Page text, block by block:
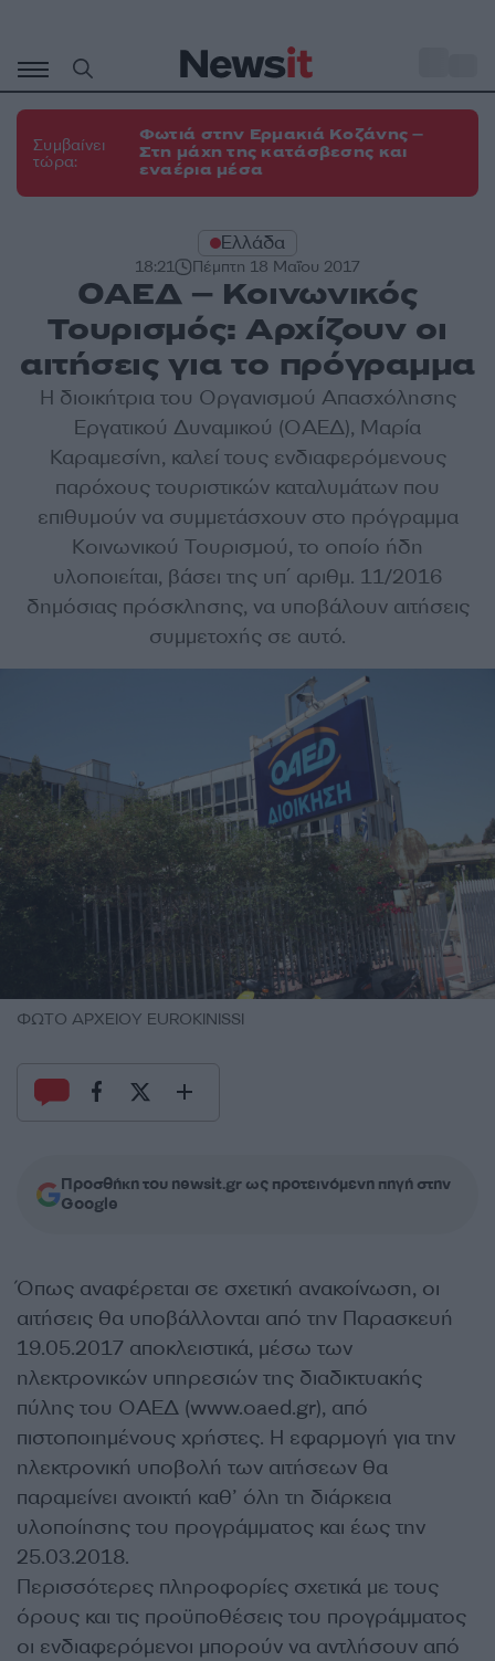
περιεχόμενο
Συμβαίνει
τώρα:
Φωτιά στην Ερμακιά Κοζάνης –
Στη μάχη της κατάσβεσης και
εναέρια μέσα
Ελλάδα
18:21 Πέμπτη 18 Μαΐου 2017
ΟΑΕΔ – Κοινωνικός
Τουρισμός: Αρχίζουν οι
αιτήσεις για το πρόγραμμα
Η διοικήτρια του Οργανισμού Απασχόλησης
Εργατικού Δυναμικού (ΟΑΕΔ), Μαρία
Καραμεσίνη, καλεί τους ενδιαφερόμενους
παρόχους τουριστικών καταλυμάτων που
επιθυμούν να συμμετάσχουν στο πρόγραμμα
Κοινωνικού Τουρισμού, το οποίο ήδη
υλοποιείται, βάσει της υπ΄ αριθμ. 11/2016
δημόσιας πρόσκλησης, να υποβάλουν αιτήσεις
συμμετοχής σε αυτό.
ΦΩΤΟ ΑΡΧΕΙΟΥ EUROKINISSI
Προσθήκη του newsit.gr ως προτεινόμενη πηγή στην
Google
Όπως αναφέρεται σε σχετική ανακοίνωση, οι
αιτήσεις θα υποβάλλονται από την Παρασκευή
19.05.2017 αποκλειστικά, μέσω των
ηλεκτρονικών υπηρεσιών της διαδικτυακής
πύλης του ΟΑΕΔ (www.oaed.gr), από
πιστοποιημένους χρήστες. Η εφαρμογή για την
ηλεκτρονική υποβολή των αιτήσεων θα
παραμείνει ανοικτή καθ’ όλη τη διάρκεια
υλοποίησης του προγράμματος και έως την
25.03.2018.
Περισσότερες πληροφορίες σχετικά με τους
όρους και τις προϋποθέσεις του προγράμματος
οι ενδιαφερόμενοι μπορούν να αντλήσουν από